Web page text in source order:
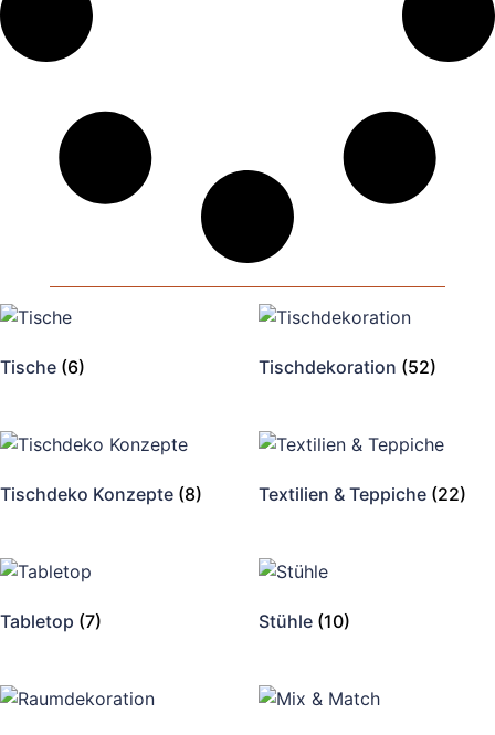
Tische (6) Tischdekoration (52)
Tischdeko Konzepte (8) Textilien & Teppiche (22)
Tabletop (7) Stühle (10)